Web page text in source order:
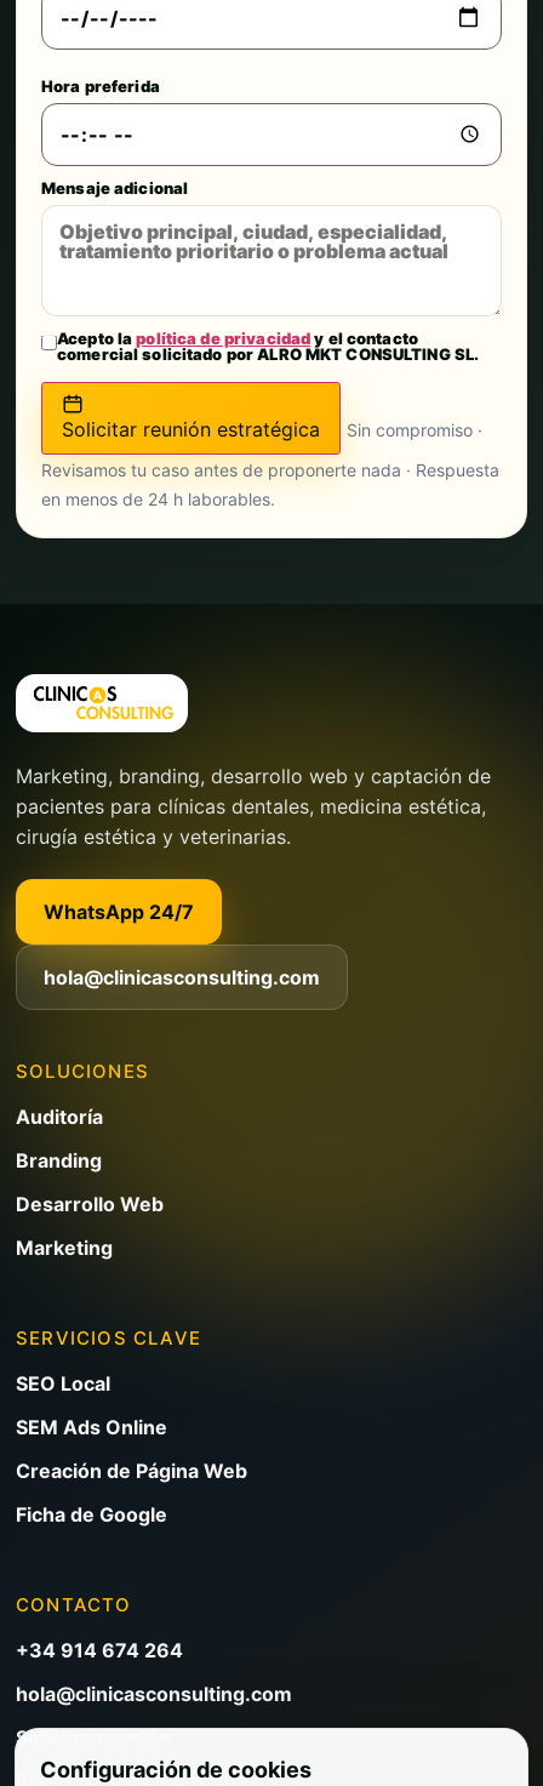
Hora preferida
Mensaje adicional
Acepto lapolítica de privacidady el contacto
comercial solicitado por ALRO MKT CONSULTING SL.
Solicitar reunión estratégica
Sin compromiso ·
Revisamos tu caso antes de proponerte nada · Respuesta
en menos de 24 h laborables.
Marketing, branding, desarrollo web y captación de
pacientes para clínicas dentales, medicina estética,
cirugía estética y veterinarias.
WhatsApp 24/7
hola@clinicasconsulting.com
SOLUCIONES
Auditoría
Branding
Desarrollo Web
Marketing
SERVICIOS CLAVE
SEO Local
SEM Ads Online
Creación de Página Web
Ficha de Google
CONTACTO
+34 914 674 264
hola@clinicasconsulting.com
Solicitar reunión
Blog de marketing clínico
Configuración de cookies